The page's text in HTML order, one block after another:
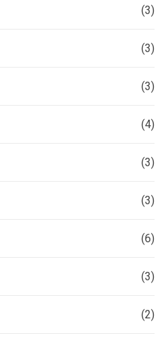
(3)
(3)
(3)
(4)
(3)
(3)
(6)
(3)
(2)